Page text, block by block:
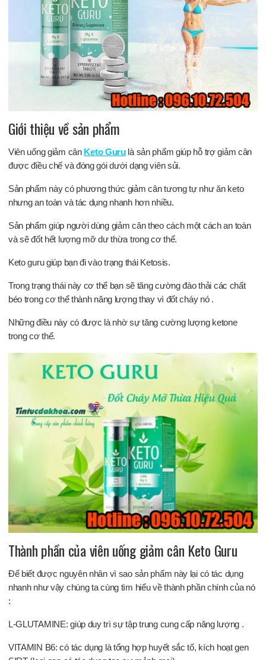
Giới thiệu về sản phẩm
Viên uống giảm cân Keto Gurulà sản phẩm giúp hỗ trợ giảm cân
được điều chế và đóng gói dưới dạng viên sủi.
Sản phẩm này có phương thức giảm cân tương tự như ăn keto
nhưng an toàn và tác dụng nhanh hơn nhiều.
Sản phẩm giúp người dùng giảm cân theo cách một cách an toàn
và sẽ đốt hết lượng mỡ dư thừa trong cơ thể.
Keto guru giúp bạn đi vào trạng thái Ketosis.
Trong trạng thái này cơ thể bạn sẽ tăng cường đào thải các chất
béo trong cơ thể thành năng lượng thay vì đốt cháy nó .
Những điều này có được là nhờ sự tăng cường lượng ketone
trong cơ thể.
Thành phần của viên uống giảm cân Keto Guru
Để biết được nguyên nhân vì sao sản phẩm này lại có tác dụng
nhanh như vậy chúng ta cùng tìm hiểu về thành phần chính của nó
:
L-GLUTAMINE: giúp duy trì sự tập trung cung cấp năng lượng .
VITAMIN B6: có tác dụng là tổng hợp huyết sắc tố, kích hoạt gen